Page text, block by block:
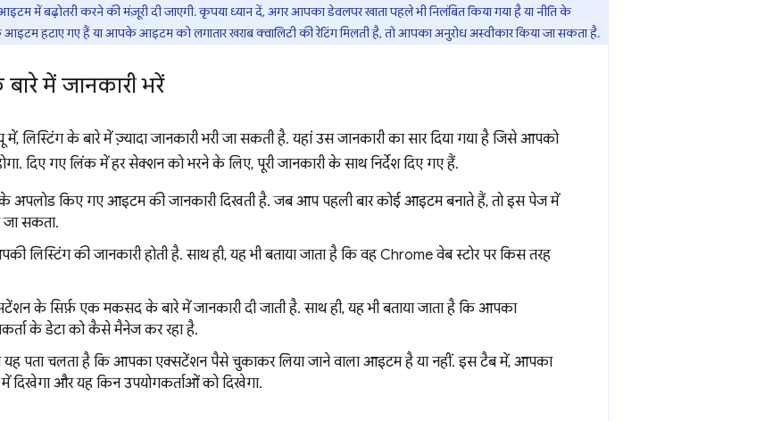
में बढ़ोतरी करने की मंज़ूरी दी जाएगी. कृपया ध्यान दें, अगर आपका डेवलपर खाता पहले भी निलंबित किया गया है या नीति के
हटाए गए हैं या आपके आइटम को लगातार खराब क्वालिटी की रेटिंग मिलती है, तो आपका अनुरोध अस्वीकार किया जा सकता है.
में जानकारी भरें
लिस्टिंग के बारे में ज़्यादा जानकारी भरी जा सकती है. यहां उस जानकारी का सार दिया गया है जिसे आपको
दिए गए लिंक में हर सेक्शन को भरने के लिए, पूरी जानकारी के साथ निर्देश दिए गए हैं.
किए गए आइटम की जानकारी दिखती है. जब आप पहली बार कोई आइटम बनाते हैं, तो इस पेज में
जा सकता.
लिस्टिंग की जानकारी होती है. साथ ही, यह भी बताया जाता है कि वह Chrome वेब स्टोर पर किस तरह
के सिर्फ़ एक मकसद के बारे में जानकारी दी जाती है. साथ ही, यह भी बताया जाता है कि आपका
के डेटा को कैसे मैनेज कर रहा है.
पता चलता है कि आपका एक्सटेंशन पैसे चुकाकर लिया जाने वाला आइटम है या नहीं. इस टैब में, आपका
दिखेगा और यह किन उपयोगकर्ताओं को दिखेगा.